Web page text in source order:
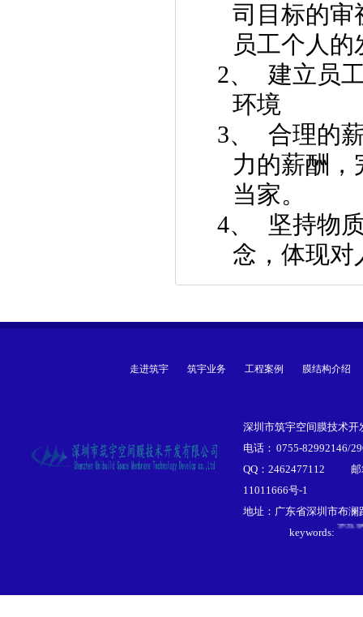
司目标的审
员工个人
2、
建立员
环境
3、
合理的
力的薪酬
当家。
4、
坚持物
念，体现对
走进筑宇 筑宇业务 工程案例 膜结构介绍
深圳市筑宇空间膜技术
电话： 0755-82992146/
QQ：2462477112
邮
11011666号-1
地址：广东省深圳市布澜
keywords:
张拉